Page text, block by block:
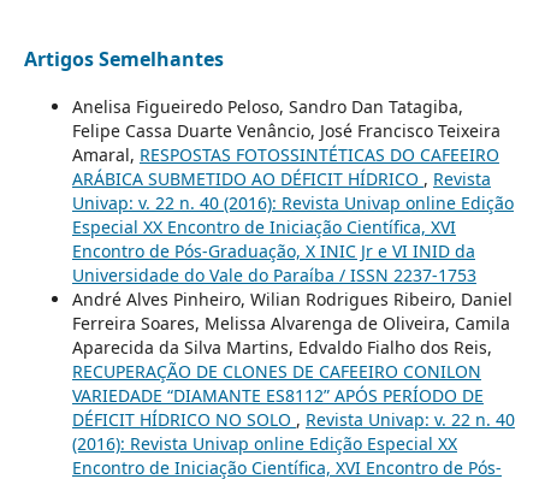
Artigos Semelhantes
Anelisa Figueiredo Peloso, Sandro Dan Tatagiba,
Felipe Cassa Duarte Venâncio, José Francisco Teixeira
Amaral, RESPOSTAS FOTOSSINTÉTICAS DO CAFEEIRO
ARÁBICA SUBMETIDO AO DÉFICIT HÍDRICO , Revista
Univap: v. 22 n. 40 (2016): Revista Univap online Edição
Especial XX Encontro de Iniciação Científica, XVI
Encontro de Pós-Graduação, X INIC Jr e VI INID da
Universidade do Vale do Paraíba / ISSN 2237-1753
André Alves Pinheiro, Wilian Rodrigues Ribeiro, Daniel
Ferreira Soares, Melissa Alvarenga de Oliveira, Camila
Aparecida da Silva Martins, Edvaldo Fialho dos Reis,
RECUPERAÇÃO DE CLONES DE CAFEEIRO CONILON
VARIEDADE “DIAMANTE ES8112” APÓS PERÍODO DE
DÉFICIT HÍDRICO NO SOLO , Revista Univap: v. 22 n. 40
(2016): Revista Univap online Edição Especial XX
Encontro de Iniciação Científica, XVI Encontro de Pós-